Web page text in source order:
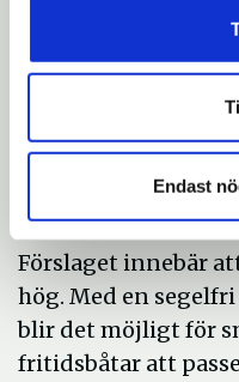
Endast
Förslaget
Förslaget innebär
hög. Med en
blir det möjligt för
fritidsbåtar att